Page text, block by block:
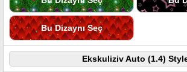
Bu Dizaynı Seç
Ekskuliziv Auto (1.4)